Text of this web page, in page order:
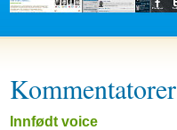
Kommentatorer
Innfødt voice